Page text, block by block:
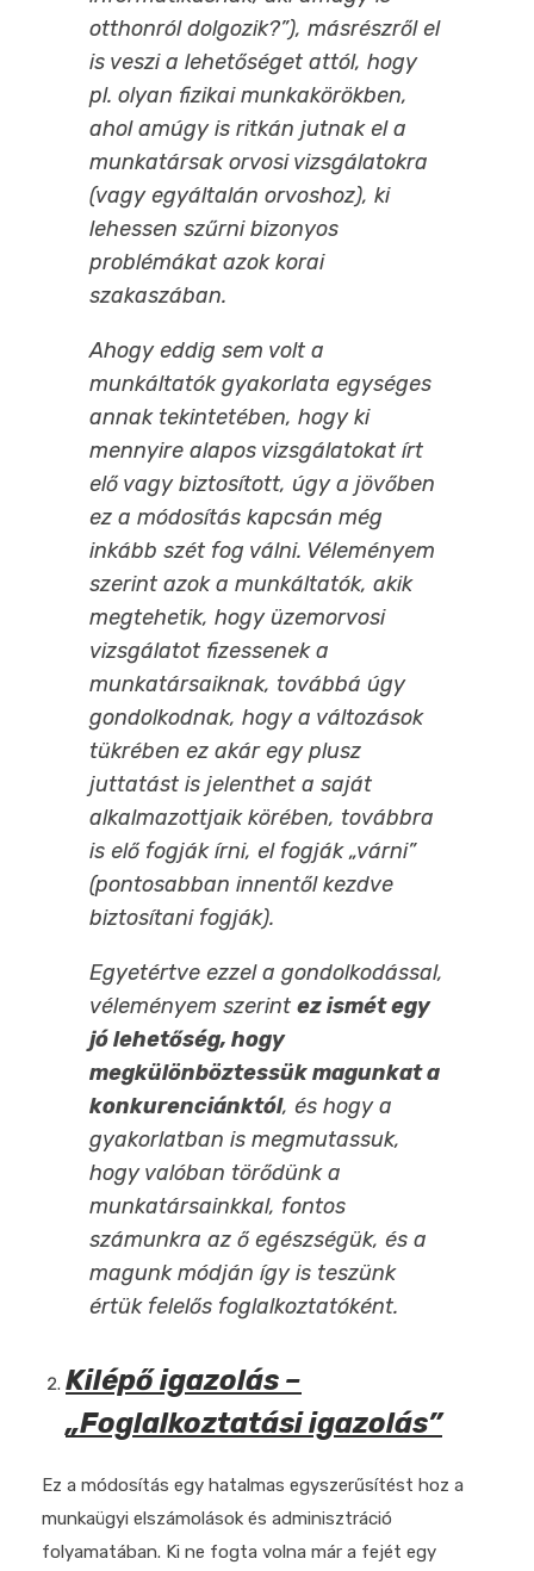
otthonról dolgozik?”), másrészről el
is veszi a lehetőséget attól, hogy
pl. olyan fizikai munkakörökben,
ahol amúgy is ritkán jutnak el a
munkatársak orvosi vizsgálatokra
(vagy egyáltalán orvoshoz), ki
lehessen szűrni bizonyos
problémákat azok korai
szakaszában.
Ahogy eddig sem volt a
munkáltatók gyakorlata egységes
annak tekintetében, hogy ki
mennyire alapos vizsgálatokat írt
elő vagy biztosított, úgy a jövőben
ez a módosítás kapcsán még
inkább szét fog válni. Véleményem
szerint azok a munkáltatók, akik
megtehetik, hogy üzemorvosi
vizsgálatot fizessenek a
munkatársaiknak, továbbá úgy
gondolkodnak, hogy a változások
tükrében ez akár egy plusz
juttatást is jelenthet a saját
alkalmazottjaik körében, továbbra
is elő fogják írni, el fogják „várni”
(pontosabban innentől kezdve
biztosítani fogják).
Egyetértve ezzel a gondolkodással,
véleményem szerint ez ismét egy
jó lehetőség, hogy
megkülönböztessük magunkat a
konkurenciánktól, és hogy a
gyakorlatban is megmutassuk,
hogy valóban törődünk a
munkatársainkkal, fontos
számunkra az ő egészségük, és a
magunk módján így is teszünk
értük felelős foglalkoztatóként.
Kilépő igazolás –
„Foglalkoztatási igazolás”
Ez a módosítás egy hatalmas egyszerűsítést hoz a
munkaügyi elszámolások és adminisztráció
folyamatában. Ki ne fogta volna már a fejét egy